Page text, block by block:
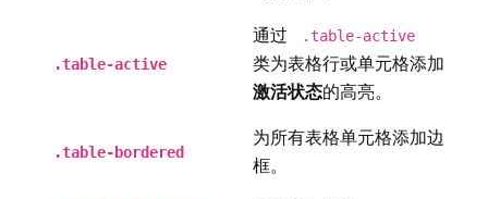
.table-active
通过 .table-active
类为表格行或单元格添加
激活状态的高亮。
.table-bordered
为所有表格单元格添加边
框。